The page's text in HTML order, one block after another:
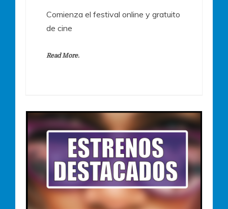
Comienza el festival online y gratuito
de cine
Read More.